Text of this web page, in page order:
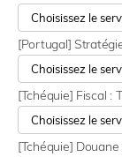
[Portugal]
[Tchéquie] Fiscal :
[Tchéquie]